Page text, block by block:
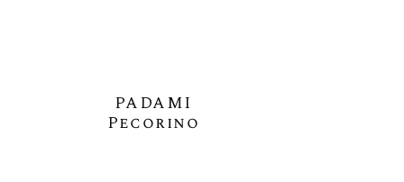
PADAMI
Pecorino